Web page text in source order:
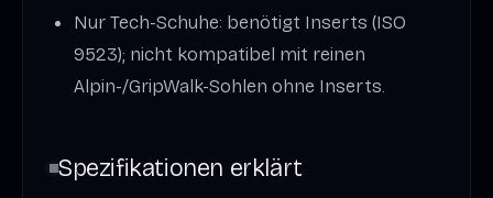
Nur Tech-Schuhe: benötigt Inserts (ISO
9523); nicht kompatibel mit reinen
Alpin-/GripWalk-Sohlen ohne Inserts.
Spezifikationen erklärt